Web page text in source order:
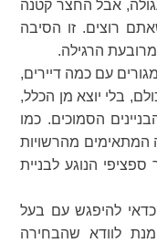
אבל החצר קטנה
רוצים. זו הסיבה
הרגילה.
עם כמה דיירים,
בלי יוצא מן הכלל,
הסמוכים. כמו
המתאימים מהרשויות
הנוגע לבניית
כדאי להיפגש עם בעל
לוודא שהבחירה